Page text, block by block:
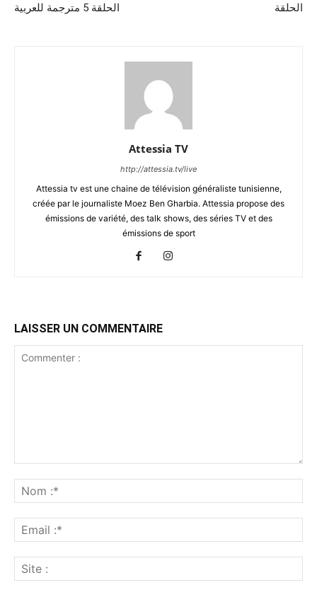
الحلقة 5 مترجمة للعربية
الحلقة
Attessia TV
http://attessia.tv/live
Attessia tv est une chaine de télévision généraliste tunisienne,
créée par le journaliste Moez Ben Gharbia. Attessia propose des
émissions de variété, des talk shows, des séries TV et des
émissions de sport
LAISSER UN COMMENTAIRE